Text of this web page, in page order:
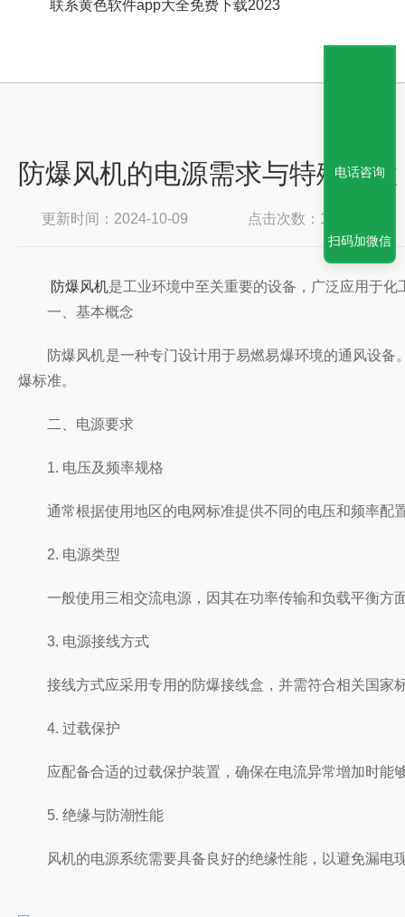
联系黄色软件app大全免费下载2023
防爆风机的电源需求与特殊配置
更新时间：2024-10-09 点击次数：1877
防爆风机是工业环境中至关重要的设备，广泛应用于化
一、基本概念
防爆风机是一种专门设计用于易燃易爆环境的通风设备。它
爆标准。
二、电源要求
1. 电压及频率规格
通常根据使用地区的电网标准提供不同的电压和频率配置。
2. 电源类型
一般使用三相交流电源，因其在功率传输和负载平衡方面
3. 电源接线方式
接线方式应采用专用的防爆接线盒，并需符合相关国家标准
4. 过载保护
应配备合适的过载保护装置，确保在电流异常增加时能够及
5. 绝缘与防潮性能
风机的电源系统需要具备良好的绝缘性能，以避免漏电现象
电话咨询
扫码加微信